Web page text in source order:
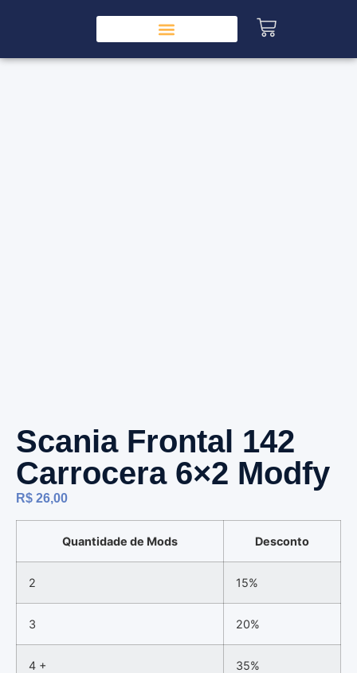
Scania Frontal 142
Carrocera 6×2 Modfy
R$ 26,00
Quantidade de Mods Desconto
2 15%
3 20%
4 + 35%